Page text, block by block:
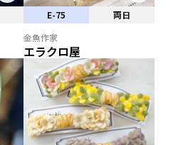
E-75
両日
金魚作家
エラクロ屋